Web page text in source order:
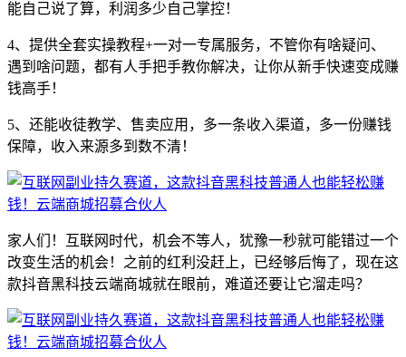
能自己说了算，利润多少自己掌控！
4、提供全套实操教程+一对一专属服务，不管你有啥疑问、
遇到啥问题，都有人手把手教你解决，让你从新手快速变成赚
钱高手！
5、还能收徒教学、售卖应用，多一条收入渠道，多一份赚钱
保障，收入来源多到数不清！
家人们！互联网时代，机会不等人，犹豫一秒就可能错过一个
改变生活的机会！之前的红利没赶上，已经够后悔了，现在这
款抖音黑科技云端商城就在眼前，难道还要让它溜走吗？